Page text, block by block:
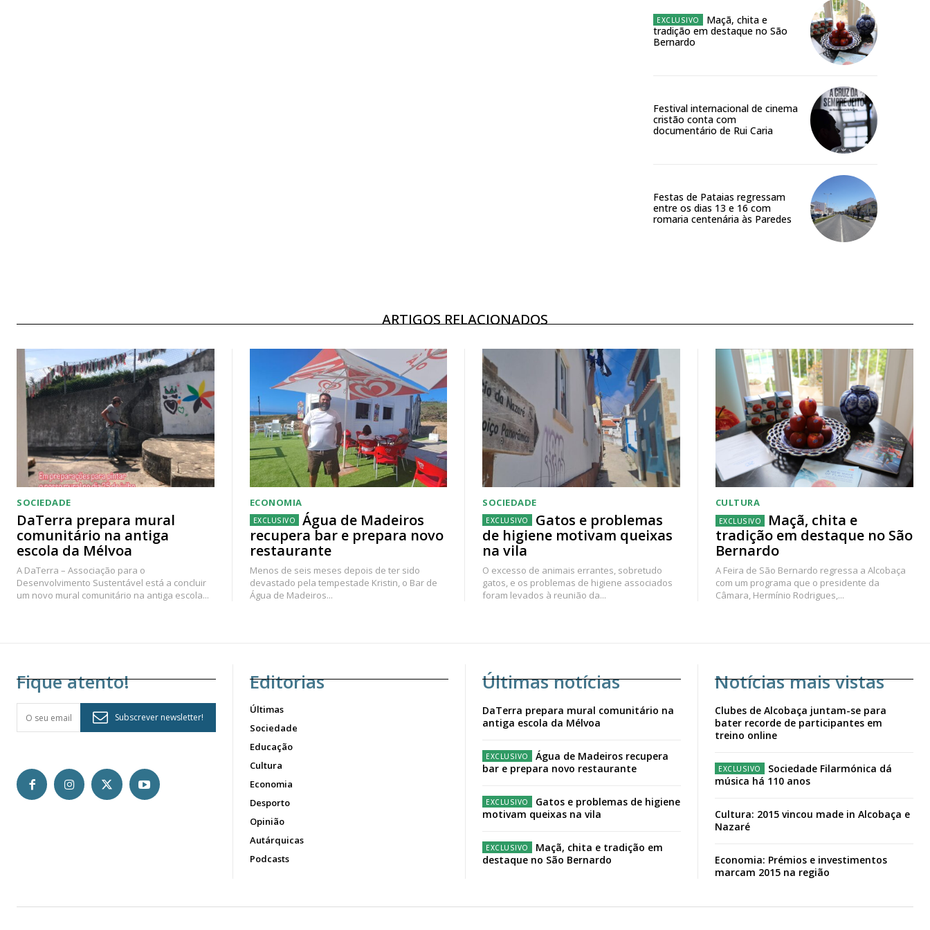
Maçã, chita e
tradição em destaque no São
Bernardo
Festival internacional de cinema
cristão conta com
documentário de Rui Caria
Festas de Pataias regressam
entre os dias 13 e 16 com
romaria centenária às Paredes
ARTIGOS RELACIONADOS
SOCIEDADE
DaTerra prepara mural
comunitário na antiga
escola da Mélvoa
A DaTerra – Associação para o
Desenvolvimento Sustentável está a concluir
um novo mural comunitário na antiga escola...
ECONOMIA
Água de Madeiros
recupera bar e prepara novo
restaurante
Menos de seis meses depois de ter sido
devastado pela tempestade Kristin, o Bar de
Água de Madeiros...
SOCIEDADE
Gatos e problemas
de higiene motivam queixas
na vila
O excesso de animais errantes, sobretudo
gatos, e os problemas de higiene associados
foram levados à reunião da...
CULTURA
Maçã, chita e
tradição em destaque no São
Bernardo
A Feira de São Bernardo regressa a Alcobaça
com um programa que o presidente da
Câmara, Hermínio Rodrigues,...
Fique atento!
Subscrever newsletter!
Editorias
Últimas
Sociedade
Educação
Cultura
Economia
Desporto
Opinião
Autárquicas
Podcasts
Últimas notícias
DaTerra prepara mural comunitário na
antiga escola da Mélvoa
Água de Madeiros recupera
bar e prepara novo restaurante
Gatos e problemas de higiene
motivam queixas na vila
Maçã, chita e tradição em
destaque no São Bernardo
Notícias mais vistas
Clubes de Alcobaça juntam-se para
bater recorde de participantes em
treino online
Sociedade Filarmónica dá
música há 110 anos
Cultura: 2015 vincou made in Alcobaça e
Nazaré
Economia: Prémios e investimentos
marcam 2015 na região